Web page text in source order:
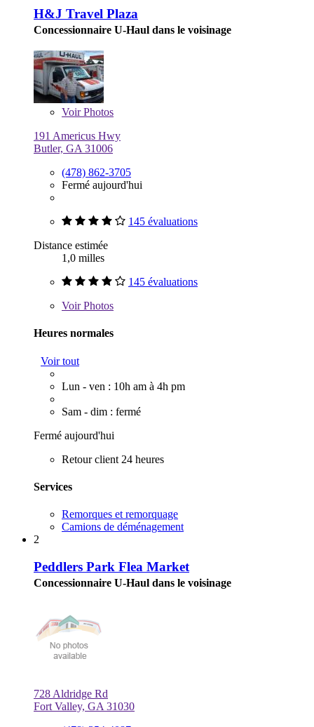
H&J Travel Plaza
Concessionnaire U-Haul dans le voisinage
VoirPhotos
191 Americus Hwy
Butler, GA 31006
(478) 862-3705
Fermé aujourd'hui
145 évaluations
Distance estimée
1,0 milles
145 évaluations
VoirPhotos
Heures normales
Voir tout
Lun - ven : 10h am à 4h pm
Sam - dim : fermé
Fermé aujourd'hui
Retour client 24 heures
Services
Remorques et remorquage
Camions de déménagement
2
Peddlers Park Flea Market
Concessionnaire U-Haul dans le voisinage
728 Aldridge Rd
Fort Valley, GA 31030